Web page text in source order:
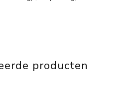
producten